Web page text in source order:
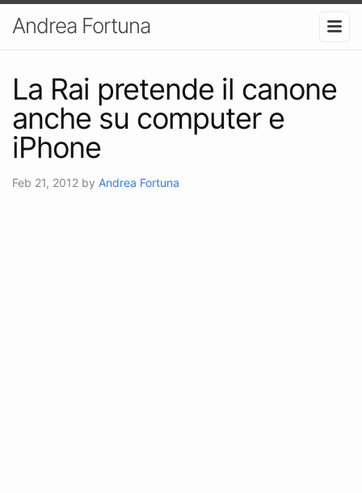
Andrea Fortuna
La Rai pretende il canone
anche su computer e
iPhone
Feb 21, 2012 by Andrea Fortuna